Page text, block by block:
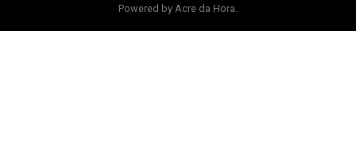
Powered by Acre da Hora.